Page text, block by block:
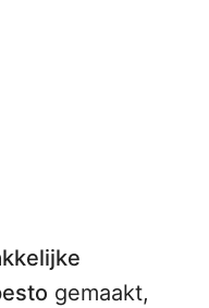
gemaakt,